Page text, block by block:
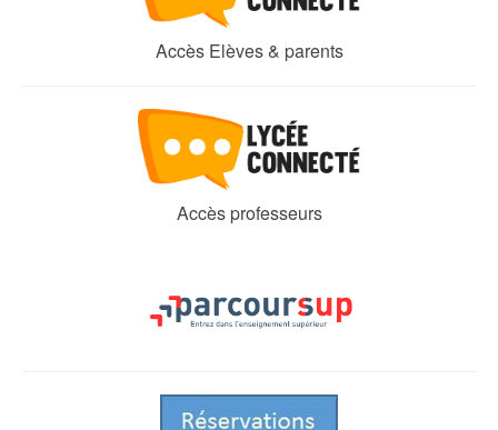
Accès Elèves & parents
Accès professeurs